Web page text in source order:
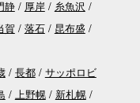
静 厚岸
糸魚沢
賀 落石
昆布盛
長都
サッポロビ
上野幌
新札幌